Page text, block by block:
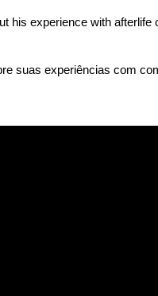
his experience with
suas experiências com